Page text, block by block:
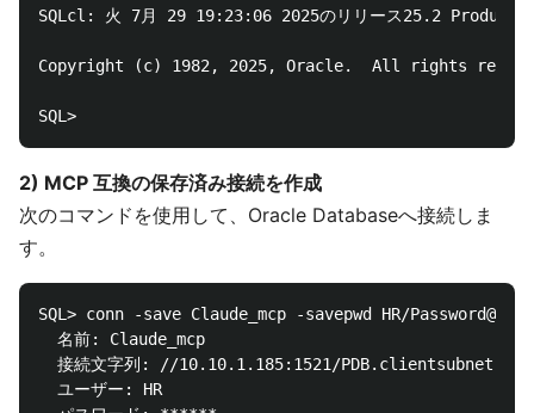
SQLcl: 火 7月 29 19:23:06 2025のリリース25.2
Copyright (c) 1982, 2025, Oracle.  All rights
2) MCP 互換の保存済み接続を作成
次のコマンドを使用して、Oracle Databaseへ接続しま
す。
SQL> conn -save Claude_mcp -savepwd HR/
  名前: Claude_mcp
接続文字列: //10.10.1.185:1521/
  ユーザー: HR